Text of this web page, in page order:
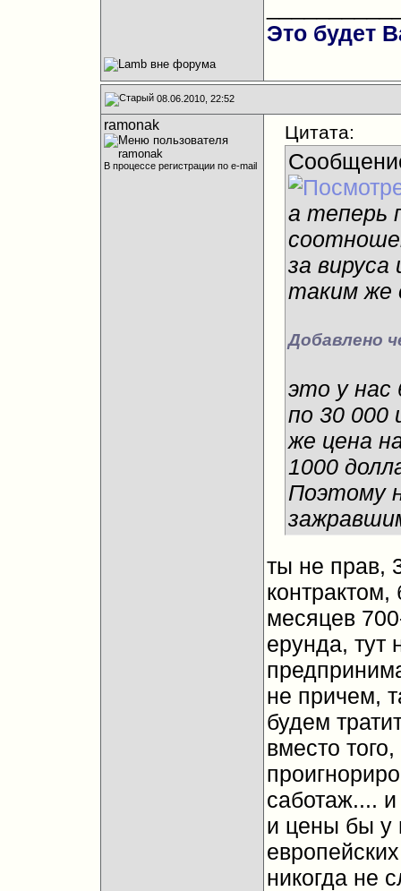
Это будет
08.06.2010, 22:52
ramonak
В процессе регистрации по e-mail
Цитата:
а теперь
за
таким же
Добавлено
это у нас
по 30 000
же цена
1000
Поэтому
ты не прав,
контрактом,
месяцев
ерунда, тут
не причем,
будем
вместо
саботаж....
и цены бы у
никогда не